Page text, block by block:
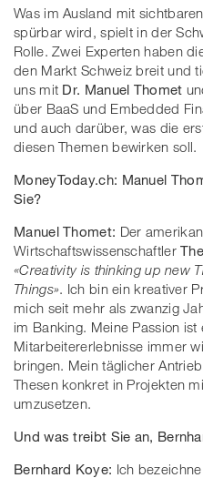
Was im Ausland mit
spürbar wird, spielt in der
Rolle. Zwei Experten haben
den Markt Schweiz breit und
uns mit Dr. Manuel Thomet
über BaaS und Embedded
und auch darüber, was die
diesen Themen bewirken soll.
MoneyToday.ch: Manuel
Sie?
Manuel Thomet: Der
Wirtschaftswissenschaftler
«Creativity is thinking up new
Things». Ich bin ein kreativer
mich seit mehr als zwanzig
im Banking. Meine Passion
Mitarbeitererlebnisse immer
bringen. Mein täglicher
Thesen konkret in Projekten
umzusetzen.
Und was treibt Sie an,
Bernhard Koye: Ich